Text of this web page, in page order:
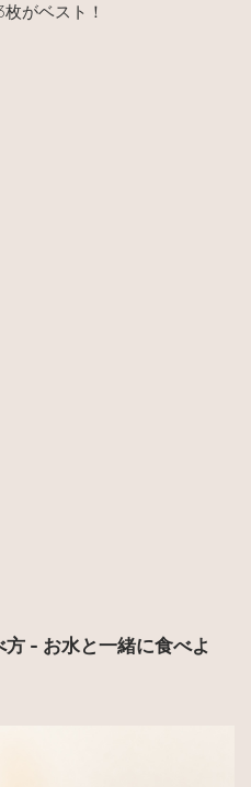
がベスト！
- お水と一緒に食べよ